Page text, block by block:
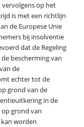
op het
is met een richtlijn
de Europese Unie
bij insolventie
dat de Regeling
bescherming van
de
echter tot de
grond van de
in de
grond van
worden